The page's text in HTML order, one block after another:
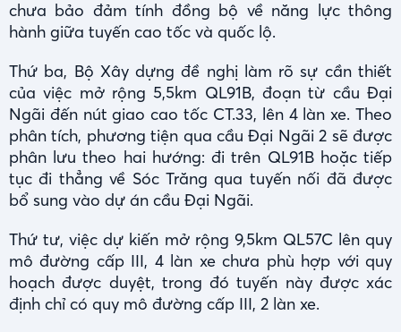
chưa bảo đảm tính đồng bộ về năng lực thông
hành giữa tuyến cao tốc và quốc lộ.
Thứ ba, Bộ Xây dựng đề nghị làm rõ sự cần thiết
của việc mở rộng 5,5km QL91B, đoạn từ cầu Đại
Ngãi đến nút giao cao tốc CT.33, lên 4 làn xe. Theo
phân tích, phương tiện qua cầu Đại Ngãi 2 sẽ được
phân lưu theo hai hướng: đi trên QL91B hoặc tiếp
tục đi thẳng về Sóc Trăng qua tuyến nối đã được
bổ sung vào dự án cầu Đại Ngãi.
Thứ tư, việc dự kiến mở rộng 9,5km QL57C lên quy
mô đường cấp III, 4 làn xe chưa phù hợp với quy
hoạch được duyệt, trong đó tuyến này được xác
định chỉ có quy mô đường cấp III, 2 làn xe.